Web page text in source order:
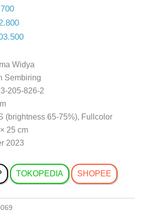
Widya
Sembiring
205-826-2
(brightness 65-75%), Fullcolor
25 cm
2023
TOKOPEDIA SHOPEE